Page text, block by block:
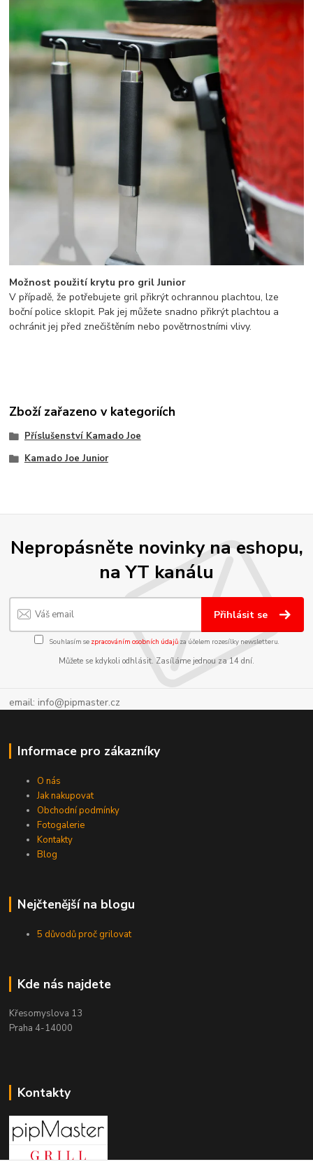
Možnost použití krytu pro gril Junior
V případě, že potřebujete gril přikrýt ochrannou plachtou, lze
boční police sklopit. Pak jej můžete snadno přikrýt plachtou a
ochránit jej před znečištěním nebo povětrnostními vlivy.
Zboží zařazeno v kategoriích
Příslušenství Kamado Joe
Kamado Joe Junior
Nepropásněte novinky na eshopu,
na YT kanálu
Přihlásit se
Souhlasím se zpracováním osobních údajůza účelem rozesílky newsletteru.
Můžete se kdykoli odhlásit. Zasíláme jednou za 14 dní.
email: info@pipmaster.cz
Informace pro zákazníky
O nás
Jak nakupovat
Obchodní podmínky
Fotogalerie
Kontakty
Blog
Nejčtenější na blogu
5 důvodů proč grilovat
Kde nás najdete
Křesomyslova 13
Praha 4-14000
Kontakty